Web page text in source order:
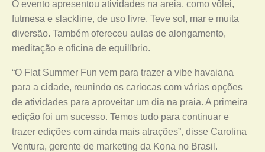
O evento apresentou atividades na areia, como vôlei,
futmesa e slackline, de uso livre. Teve sol, mar e muita
diversão. Também ofereceu aulas de alongamento,
meditação e oficina de equilíbrio.
“O Flat Summer Fun vem para trazer a vibe havaiana
para a cidade, reunindo os cariocas com várias opções
de atividades para aproveitar um dia na praia. A primeira
edição foi um sucesso. Temos tudo para continuar e
trazer edições com ainda mais atrações”, disse Carolina
Ventura, gerente de marketing da Kona no Brasil.